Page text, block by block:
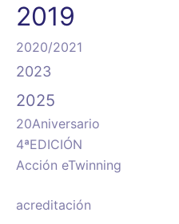
2019
2020/2021
2023
2025
20Aniversario
4ªEDICIÓN
Acción eTwinning
acreditación